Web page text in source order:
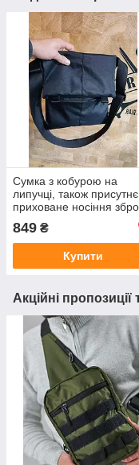
Сумка з кобурою на
липучці, також присутнє
приховане носіння
849 ₴
Купити
Акційні